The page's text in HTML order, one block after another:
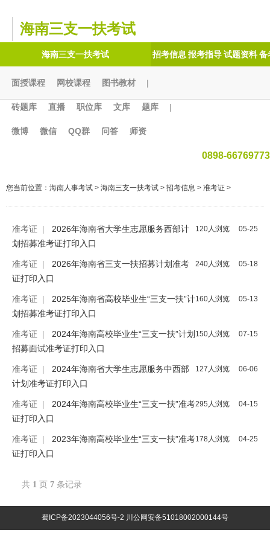
海南三支一扶考试
海南三支一扶考试 招考信息 报考指导试题资料备
面授课程 网校课程 图书教材 |
砖题库 直播 职位库 文库 题库 |
微博 微信 QQ群 问答 师资
0898-66769773
您当前位置： 海南人事考试 > 海南三支一扶考试 > 招考信息 > 准考证 >
05-25
120人浏览
准考证 |
2026年海南省大学生志愿服务西部计
划招募准考证打印入口
05-18
240人浏览
准考证 |
2026年海南省三支一扶招募计划准考
证打印入口
05-13
160人浏览
准考证 |
2025年海南省高校毕业生“三支一扶”计
划招募准考证打印入口
07-15
150人浏览
准考证 |
2024年海南高校毕业生“三支一扶”计划
招募面试准考证打印入口
06-06
127人浏览
准考证 |
2024年海南省大学生志愿服务中西部
计划准考证打印入口
04-15
295人浏览
准考证 |
2024年海南高校毕业生“三支一扶”准考
证打印入口
04-25
178人浏览
准考证 |
2023年海南高校毕业生“三支一扶”准考
证打印入口
共 1 页 7 条记录
蜀ICP备2023044056号-2 川公网安备51018002000144号